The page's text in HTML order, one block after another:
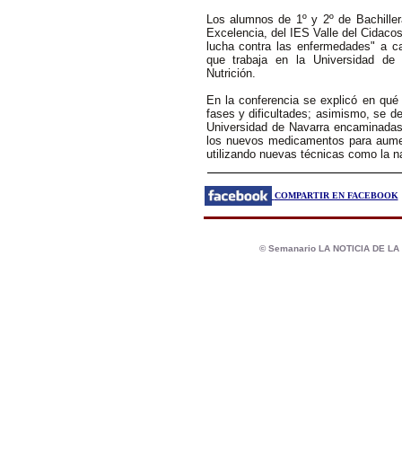
Los alumnos de 1º y 2º de
Excelencia, del IES Valle del
lucha contra las enfermedades" a
que trabaja en la Universidad de
Nutrición.
En la conferencia se explicó en
fases y dificultades; asimismo, se
Universidad de Navarra
los nuevos medicamentos para
utilizando nuevas técnicas como la
COMPARTIR EN FACEBOOK
© Semanario LA NOTICIA DE LA